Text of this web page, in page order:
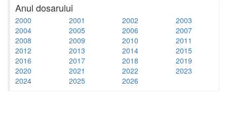
Anul dosarului
2000 2001 2002
2003
2004
2005 2006
2007
2008
2009 2010
2011
2012
2013 2014
2015
2016
2017 2018
2019
2020
2021 2022
2023
2024
2025 2026